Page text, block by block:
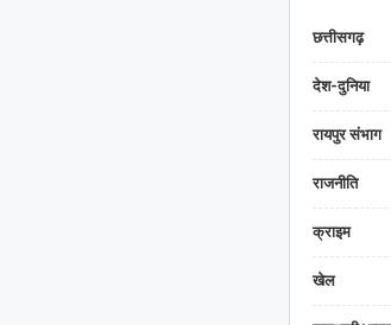
छत्तीसगढ़
देश-दुनिया
रायपुर संभाग
राजनीति
क्राइम
खेल